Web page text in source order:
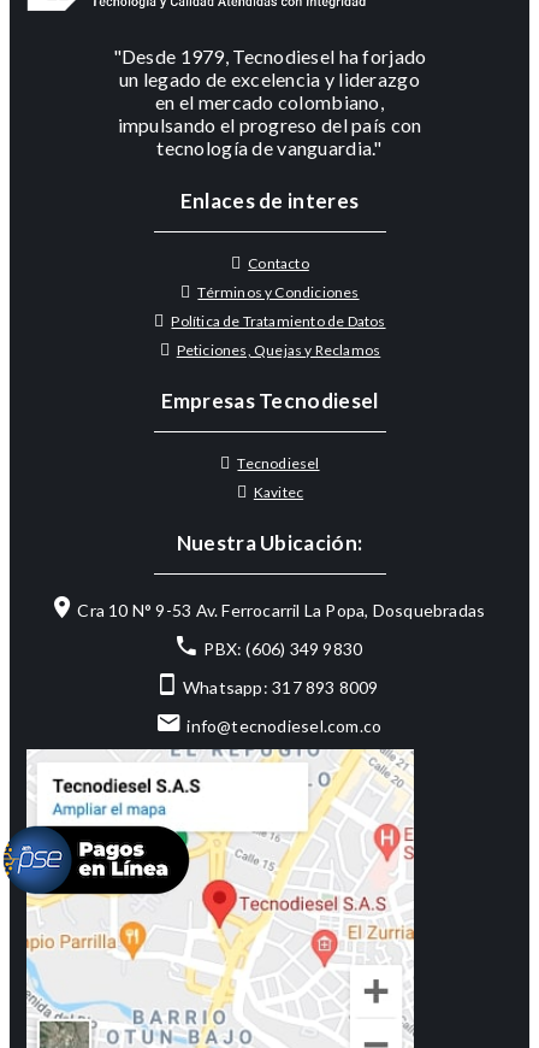
"Desde 1979, Tecnodiesel ha forjado
un legado de excelencia y liderazgo
en el mercado colombiano,
impulsando el progreso del país con
tecnología de vanguardia."
Enlaces de interes
Contacto
Términos y Condiciones
Política de Tratamiento de Datos
Peticiones, Quejas y Reclamos
Empresas Tecnodiesel
Tecnodiesel
Kavitec
Nuestra Ubicación:
Cra 10 N° 9-53 Av. Ferrocarril La Popa, Dosquebradas
PBX: (606) 349 9830
Whatsapp: 317 893 8009
info@tecnodiesel.com.co